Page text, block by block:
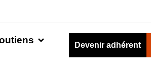
Devenir adhérent